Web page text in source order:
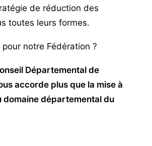
de réduction des
toutes leurs formes.
notre Fédération ?
Départemental de
accorde plus que la mise à
domaine départemental du